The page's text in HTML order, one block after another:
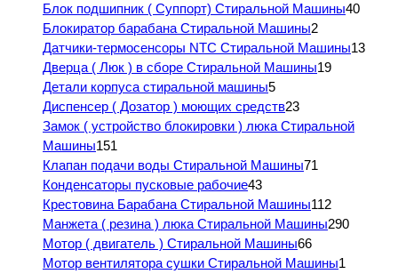
Блок подшипник ( Суппорт) Стиральной Машины40
Блокиратор барабана Стиральной Машины2
Датчики-термосенсоры NTC Стиральной Машины13
Дверца ( Люк ) в сборе Стиральной Машины19
Детали корпуса стиральной машины5
Диспенсер ( Дозатор ) моющих средств23
Замок ( устройство блокировки ) люка Стиральной
Машины151
Клапан подачи воды Стиральной Машины71
Конденсаторы пусковые рабочие43
Крестовина Барабана Стиральной Машины112
Манжета ( резина ) люка Стиральной Машины290
Мотор ( двигатель ) Стиральной Машины66
Мотор вентилятора сушки Стиральной Машины1